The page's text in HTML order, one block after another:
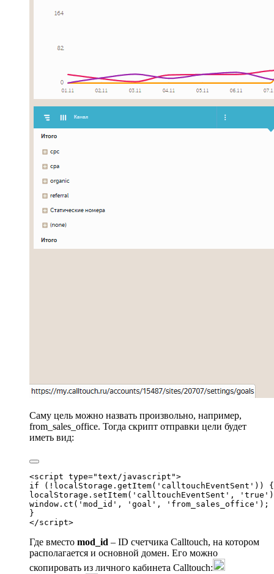
Саму цель можно назвать произвольно, например,
from_sales_office. Тогда скрипт отправки цели будет
иметь вид:
<script type="text/javascript">
if (!localStorage.getItem('calltouchEventSent')) {
localStorage.setItem('calltouchEventSent',
window.ct('mod_id', 'goal', 'from_sales_office');
}
Где вместо mod_id – ID счетчика Calltouch, на котором
располагается и основной домен. Его можно
скопировать из личного кабинета Calltouch: